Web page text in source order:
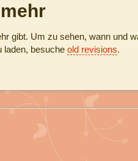
gibt. Um zu sehen, wann und
laden, besuche old revisions.